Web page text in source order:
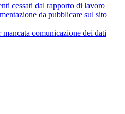
cessati dal rapporto di lavoro
da pubblicare sul sito
mancata comunicazione dei dati